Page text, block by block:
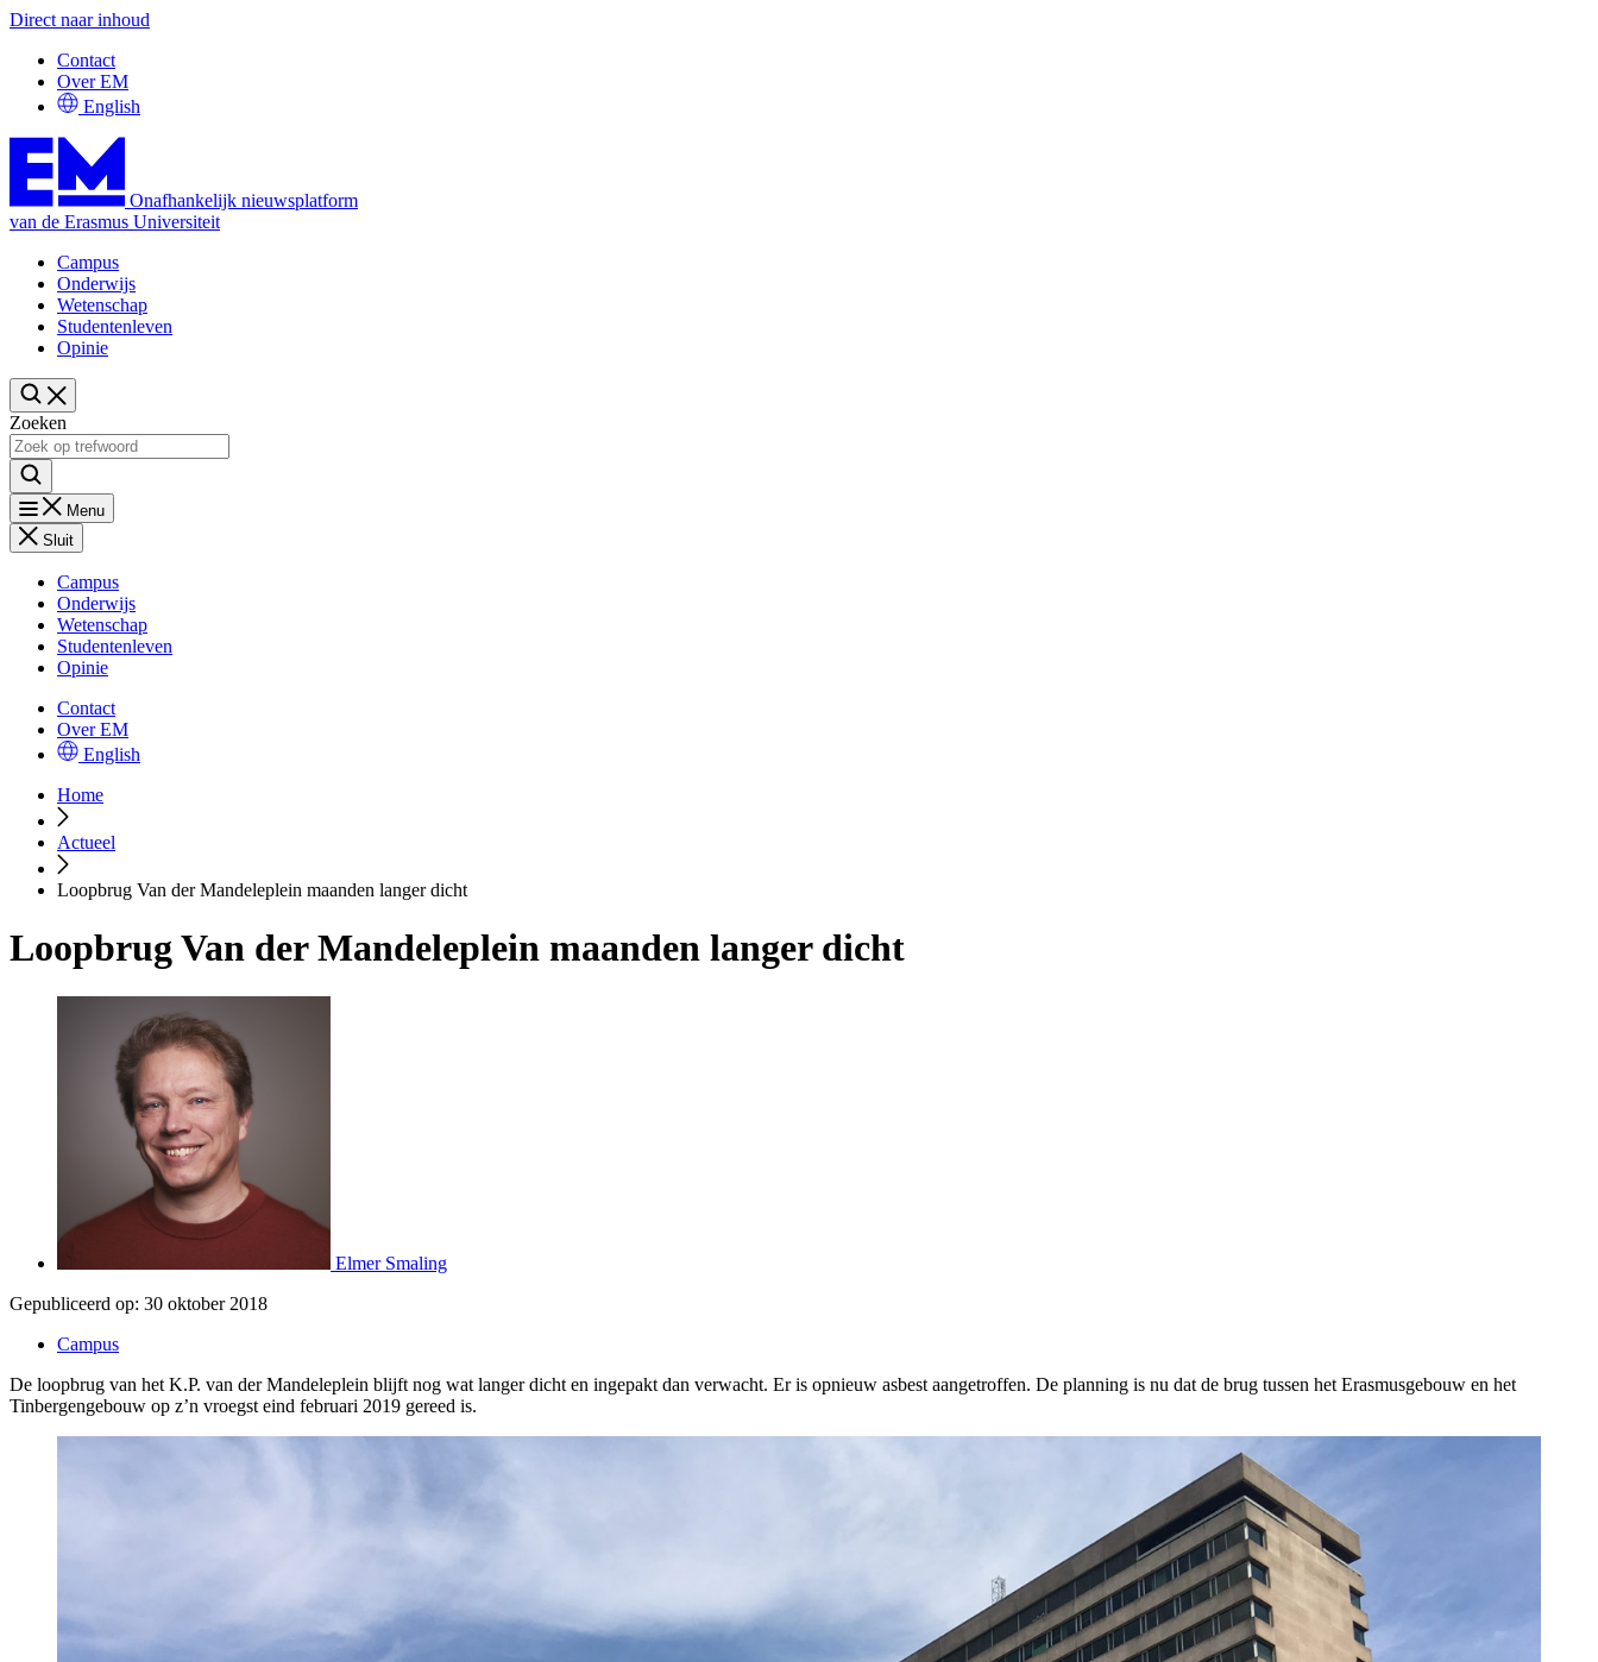
Direct naar inhoud
Contact
Over EM
English
Onafhankelijk nieuwsplatform
van de Erasmus Universiteit
Campus
Onderwijs
Wetenschap
Studentenleven
Opinie
Zoeken
Menu
Sluit
Campus
Onderwijs
Wetenschap
Studentenleven
Opinie
Contact
Over EM
English
Home
Actueel
Loopbrug Van der Mandeleplein maanden langer dicht
Loopbrug Van der Mandeleplein maanden langer dicht
Elmer Smaling
Gepubliceerd op: 30 oktober 2018
Campus
De loopbrug van het K.P. van der Mandeleplein blijft nog wat langer dicht en ingepakt dan verwacht. Er is opnieuw asbest aangetroffen. De planning is nu dat de brug tussen het Erasmusgebouw en het
Tinbergengebouw op z’n vroegst eind februari 2019 gereed is.